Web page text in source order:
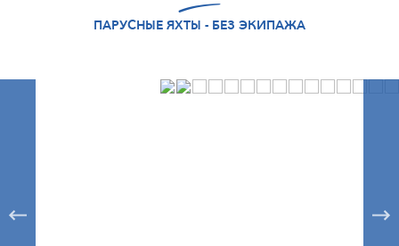
ПАРУСНЫЕ ЯХТЫ - БЕЗ ЭКИПАЖА